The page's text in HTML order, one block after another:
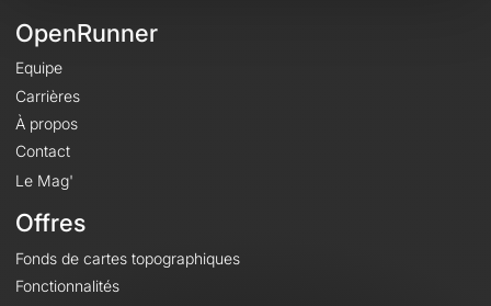
OpenRunner
Equipe
Carrières
À propos
Contact
Le Mag'
Offres
Fonds de cartes topographiques
Fonctionnalités